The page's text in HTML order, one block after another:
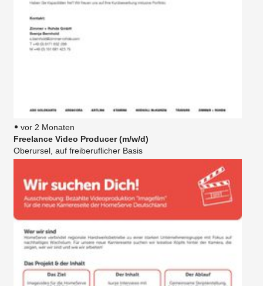
vor 2 Monaten
Freelance Video Producer (m/w/d)
Oberursel, auf freiberuflicher Basis